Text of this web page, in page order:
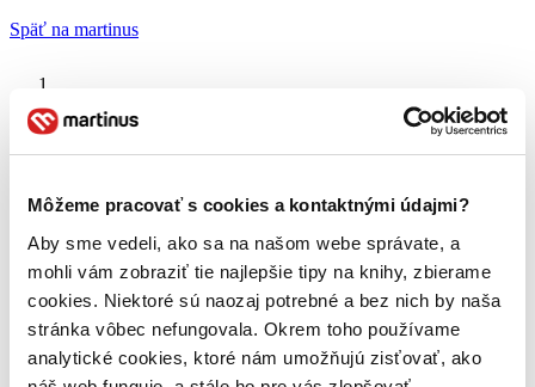
Môžeme pracovať s cookies a kontaktnými údajmi?
Aby sme vedeli, ako sa na našom webe správate, a
mohli vám zobraziť tie najlepšie tipy na knihy, zbierame
cookies. Niektoré sú naozaj potrebné a bez nich by naša
stránka vôbec nefungovala. Okrem toho používame
analytické cookies, ktoré nám umožňujú zisťovať, ako
Späť na martinus
Mawer Simon
O nás
Náš príbeh
Galéria Martinusu
Zodpovednosť
Sme B Corp